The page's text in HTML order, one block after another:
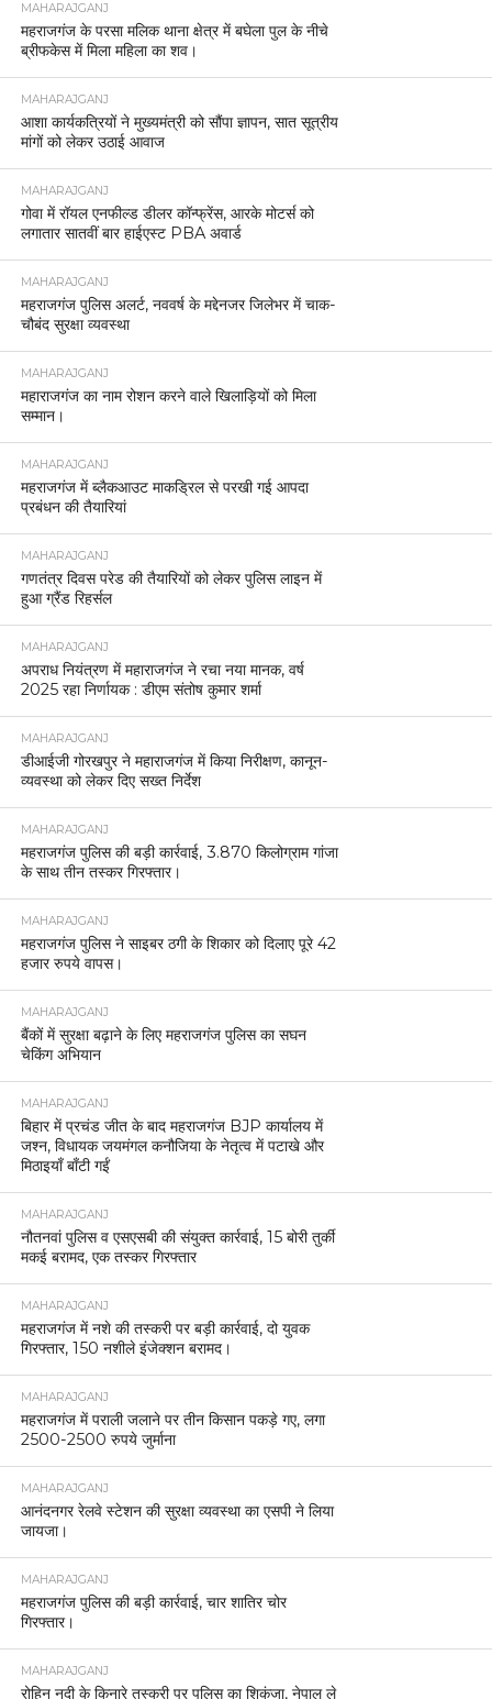
MAHARAJGANJ
महराजगंज के परसा मलिक थाना क्षेत्र में बघेला पुल के नीचे
ब्रीफकेस में मिला महिला का शव।
MAHARAJGANJ
आशा कार्यकत्रियों ने मुख्यमंत्री को सौंपा ज्ञापन, सात सूत्रीय
मांगों को लेकर उठाई आवाज
MAHARAJGANJ
गोवा में रॉयल एनफील्ड डीलर कॉन्फ्रेंस, आरके मोटर्स को
लगातार सातवीं बार हाईएस्ट PBA अवार्ड
MAHARAJGANJ
महराजगंज पुलिस अलर्ट, नववर्ष के मद्देनजर जिलेभर में चाक-
चौबंद सुरक्षा व्यवस्था
MAHARAJGANJ
महाराजगंज का नाम रोशन करने वाले खिलाड़ियों को मिला
सम्मान।
MAHARAJGANJ
महराजगंज में ब्लैकआउट माकड्रिल से परखी गई आपदा
प्रबंधन की तैयारियां
MAHARAJGANJ
गणतंत्र दिवस परेड की तैयारियों को लेकर पुलिस लाइन में
हुआ ग्रैंड रिहर्सल
MAHARAJGANJ
अपराध नियंत्रण में महाराजगंज ने रचा नया मानक, वर्ष
2025 रहा निर्णायक : डीएम संतोष कुमार शर्मा
MAHARAJGANJ
डीआईजी गोरखपुर ने महाराजगंज में किया निरीक्षण, कानून-
व्यवस्था को लेकर दिए सख्त निर्देश
MAHARAJGANJ
महराजगंज पुलिस की बड़ी कार्रवाई, 3.870 किलोग्राम गांजा
के साथ तीन तस्कर गिरफ्तार।
MAHARAJGANJ
महराजगंज पुलिस ने साइबर ठगी के शिकार को दिलाए पूरे 42
हजार रुपये वापस।
MAHARAJGANJ
बैंकों में सुरक्षा बढ़ाने के लिए महराजगंज पुलिस का सघन
चेकिंग अभियान
MAHARAJGANJ
बिहार में प्रचंड जीत के बाद महराजगंज BJP कार्यालय में
जश्न, विधायक जयमंगल कनौजिया के नेतृत्व में पटाखे और
मिठाइयाँ बाँटी गईं
MAHARAJGANJ
नौतनवां पुलिस व एसएसबी की संयुक्त कार्रवाई, 15 बोरी तुर्की
मकई बरामद, एक तस्कर गिरफ्तार
MAHARAJGANJ
महराजगंज में नशे की तस्करी पर बड़ी कार्रवाई, दो युवक
गिरफ्तार, 150 नशीले इंजेक्शन बरामद।
MAHARAJGANJ
महराजगंज में पराली जलाने पर तीन किसान पकड़े गए, लगा
2500-2500 रुपये जुर्माना
MAHARAJGANJ
आनंदनगर रेलवे स्टेशन की सुरक्षा व्यवस्था का एसपी ने लिया
जायजा।
MAHARAJGANJ
महराजगंज पुलिस की बड़ी कार्रवाई, चार शातिर चोर
गिरफ्तार।
MAHARAJGANJ
रोहिन नदी के किनारे तस्करी पर पुलिस का शिकंजा, नेपाल ले